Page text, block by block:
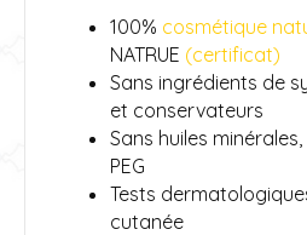
100% cosmétique
NATRUE (certificat)
Sans ingrédients de
et conservateurs
Sans huiles
PEG
Tests
cutanée